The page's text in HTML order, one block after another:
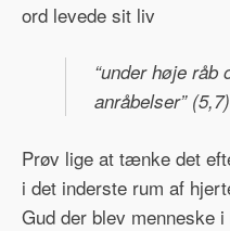
ord levede sit liv
“under høje råb
anråbelser”
Prøv lige at tænke det
i det inderste rum af
Gud der blev menneske